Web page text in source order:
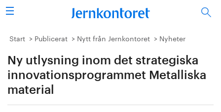
Sök
Stålindustrin
Vision 2050
Forskning/utbildning
Start Publicerat Nytt från Jernkontoret Nyheter
Ny utlysning inom det strategiska
innovationsprogrammet Metalliska
material